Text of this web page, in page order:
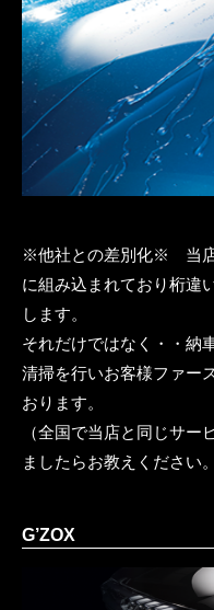
※他社との差別化※ 当店
に組み込まれており桁違
します。
それだけではなく・・
清掃を行いお客様ファー
おります。
（全国で当店と同じサ
ましたらお教えください。
G’ZOX